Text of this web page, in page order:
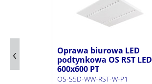
Oprawa biurowa LED
podtynkowa OS RST LED
600x600 PT
OS-S5D-WW-RST-W-P1